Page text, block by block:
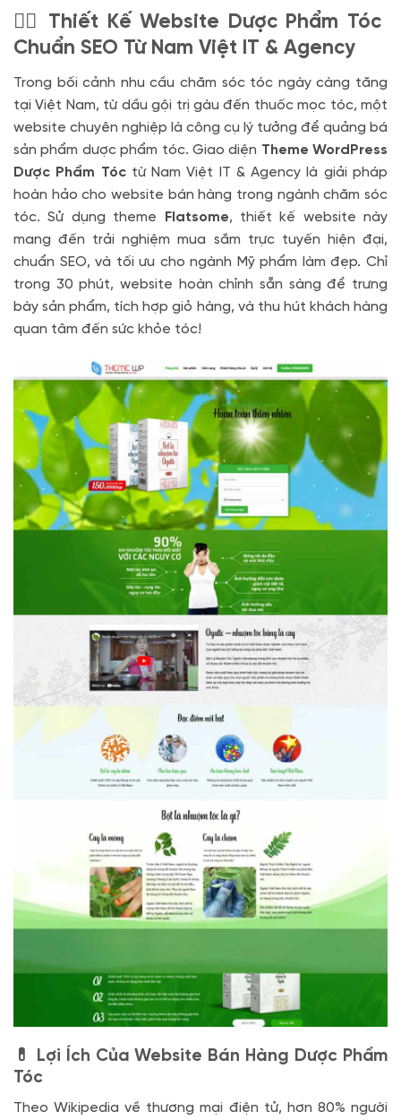
🔰 MUA KÈM TÊN MIỀN
Tên miền Quốc tế(+350.000 VND)
💆‍♀️ Thiết Kế Website Dược Phẩm Tóc
Chuẩn SEO Từ Nam Việt IT & Agency
Trong bối cảnh nhu cầu chăm sóc tóc ngày càng tăng
tại Việt Nam, từ dầu gội trị gàu đến thuốc mọc tóc, một
website chuyên nghiệp là công cụ lý tưởng để quảng bá
sản phẩm dược phẩm tóc. Giao diện Theme WordPress
Dược Phẩm Tóctừ Nam Việt IT & Agency là giải pháp
hoàn hảo cho website bán hàng trong ngành chăm sóc
tóc. Sử dụng theme
Flatsome, thiết kế website này
mang đến trải nghiệm mua sắm trực tuyến hiện đại,
chuẩn SEO, và tối ưu cho ngành Mỹ phẩm làm đẹp. Chỉ
trong 30 phút, website hoàn chỉnh sẵn sàng để trưng
bày sản phẩm, tích hợp giỏ hàng, và thu hút khách hàng
quan tâm đến sức khỏe tóc!
💊 Lợi Ích Của Website Bán Hàng Dược Phẩm
Tóc
Theo Wikipedia về thương mại điện tử, hơn 80% người